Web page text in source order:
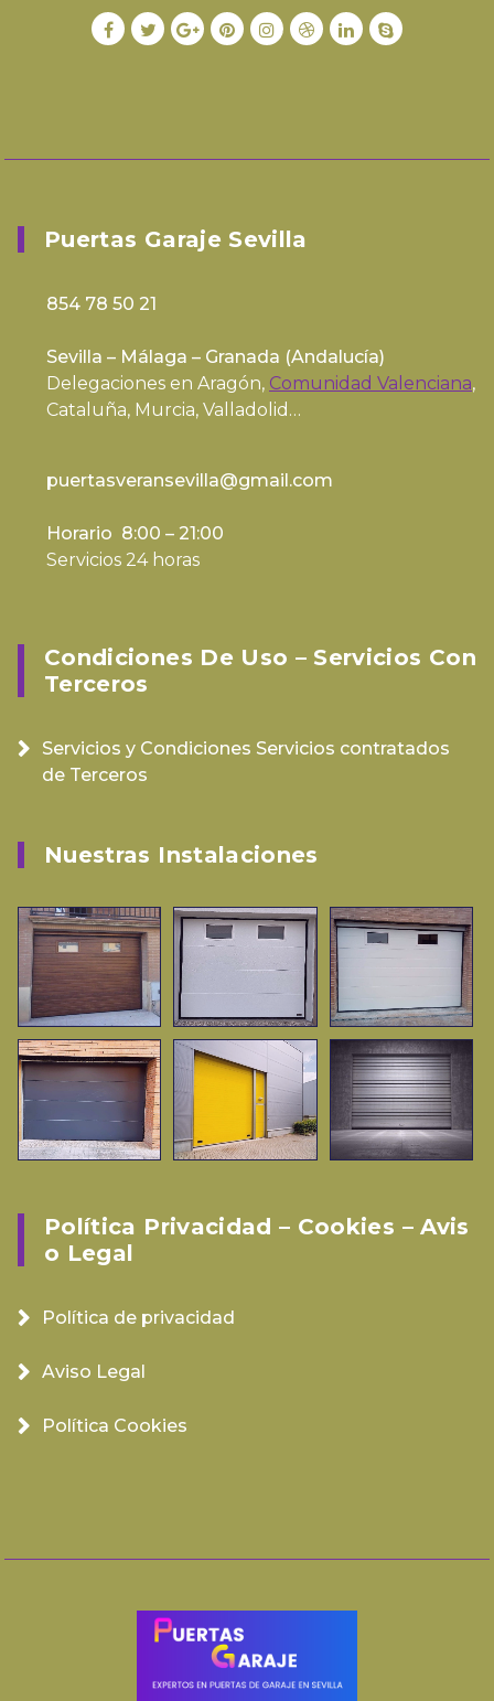
Puertas Garaje Sevilla
854 78 50 21
Sevilla – Málaga – Granada (Andalucía)
Delegaciones en Aragón, Comunidad Valenciana,
Cataluña, Murcia, Valladolid…
puertasveransevilla@gmail.com
Horario 8:00 – 21:00
Servicios 24 horas
Condiciones De Uso – Servicios Con
Terceros
Servicios y Condiciones Servicios contratados
de Terceros
Nuestras Instalaciones
Política Privacidad – Cookies – Avis
O Legal
Política de privacidad
Aviso Legal
Política Cookies